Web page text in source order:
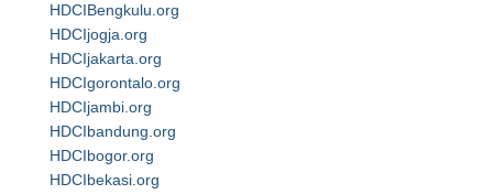
HDCIBengkulu.org
HDCIjogja.org
HDCIjakarta.org
HDCIgorontalo.org
HDCIjambi.org
HDCIbandung.org
HDCIbogor.org
HDCIbekasi.org